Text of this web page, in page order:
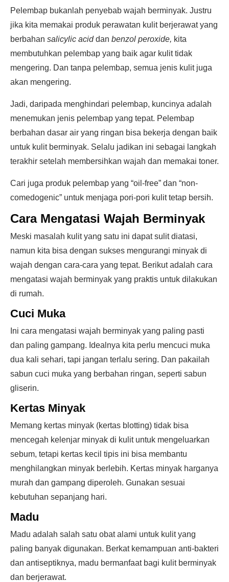
Pelembap bukanlah penyebab wajah berminyak. Justru
jika kita memakai produk perawatan kulit berjerawat yang
berbahan salicylic aciddan benzol peroxide, kita
membutuhkan pelembap yang baik agar kulit tidak
mengering. Dan tanpa pelembap, semua jenis kulit juga
akan mengering.
Jadi, daripada menghindari pelembap, kuncinya adalah
menemukan jenis pelembap yang tepat. Pelembap
berbahan dasar air yang ringan bisa bekerja dengan baik
untuk kulit berminyak. Selalu jadikan ini sebagai langkah
terakhir setelah membersihkan wajah dan memakai toner.
Cari juga produk pelembap yang “oil-free” dan “non-
comedogenic” untuk menjaga pori-pori kulit tetap bersih.
Cara Mengatasi Wajah Berminyak
Meski masalah kulit yang satu ini dapat sulit diatasi,
namun kita bisa dengan sukses mengurangi minyak di
wajah dengan cara-cara yang tepat. Berikut adalah cara
mengatasi wajah berminyak yang praktis untuk dilakukan
di rumah.
Cuci Muka
Ini cara mengatasi wajah berminyak yang paling pasti
dan paling gampang. Idealnya kita perlu mencuci muka
dua kali sehari, tapi jangan terlalu sering. Dan pakailah
sabun cuci muka yang berbahan ringan, seperti sabun
gliserin.
Kertas Minyak
Memang kertas minyak (kertas blotting) tidak bisa
mencegah kelenjar minyak di kulit untuk mengeluarkan
sebum, tetapi kertas kecil tipis ini bisa membantu
menghilangkan minyak berlebih. Kertas minyak harganya
murah dan gampang diperoleh. Gunakan sesuai
kebutuhan sepanjang hari.
Madu
Madu adalah salah satu obat alami untuk kulit yang
paling banyak digunakan. Berkat kemampuan anti-bakteri
dan antiseptiknya, madu bermanfaat bagi kulit berminyak
dan berjerawat.